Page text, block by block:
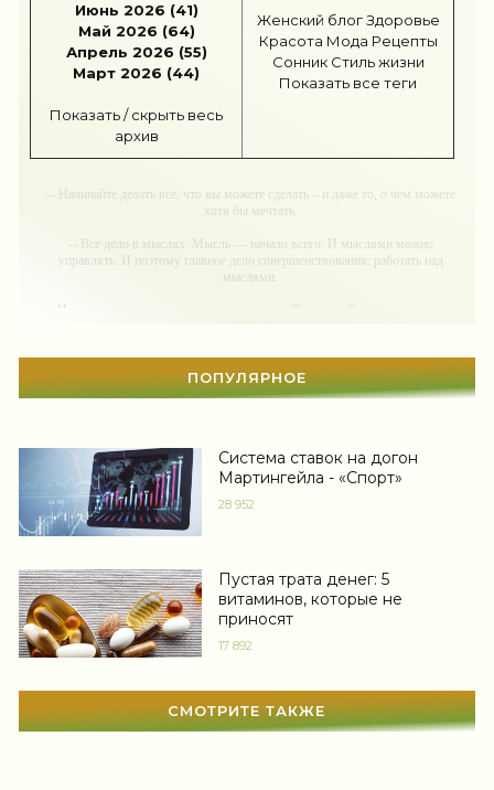
Рецепты (495)
Шоппинг
Диеты
Отдых (110)
Гороскоп (55)
Беременность (123)
Новости звезд
Мода
Гадания
Сонник
Увлечения (63)
Мир женщины (1812)
Июнь 2026 (41)
Май 2026 (64)
Апрель 2026 (55)
Март 2026 (44)
Показать / скрыть весь
архив
Женский блог Здоровье
Красота Мода Рецепты
Сонник Стиль жизни
Показать все теги
-- Начинайте делать все, что вы можете сделать – и даже то, о чем можете
хотя бы мечтать.
-- Все дело в мыслях. Мысль — начало всего. И мыслями можно
управлять. И поэтому главное дело совершенствования: работать над
мыслями.
-- Идите уверенно по направлению к мечте. Живите той жизнью, которую
-- Самое большое богатство — это ум. Самая большая нищета — глупость.
Из всех страхов самый пугающий — самолюбование.
-- Люблю давать советы и очень не люблю, когда их дают мне.
ПОПУЛЯРНОЕ
Система ставок на догон
Мартингейла - «Спорт»
28 952
Пустая трата денег: 5
витаминов, которые не
приносят
17 892
СМОТРИТЕ ТАКЖЕ